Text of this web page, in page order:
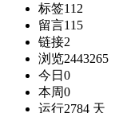
标签112
留言115
链接2
浏览2443265
今日 0
本周0
运行2784 天